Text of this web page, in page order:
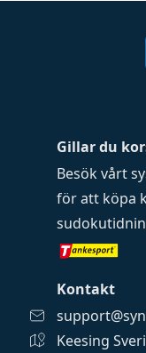
Gillar du
Besök vårt
för att köpa
Kontakt
Keesing